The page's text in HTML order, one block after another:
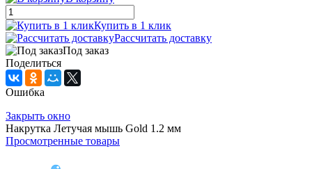
Купить в 1 клик
Рассчитать доставку
Под заказ
Поделиться
Ошибка
Закрыть окно
Накрутка Летучая мышь Gold 1.2 мм
Просмотренные товары